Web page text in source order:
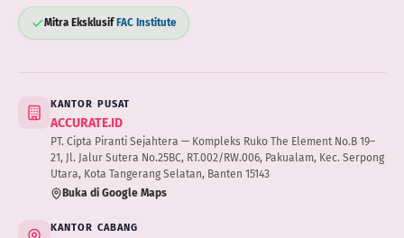
Mitra Eksklusif FAC Institute
KANTOR PUSAT
ACCURATE.ID
PT. Cipta Piranti Sejahtera — Kompleks Ruko The Element No.B 19–
21, Jl. Jalur Sutera No.25BC, RT.002/RW.006, Pakualam, Kec. Serpong
Utara, Kota Tangerang Selatan, Banten 15143
Buka di Google Maps
KANTOR CABANG